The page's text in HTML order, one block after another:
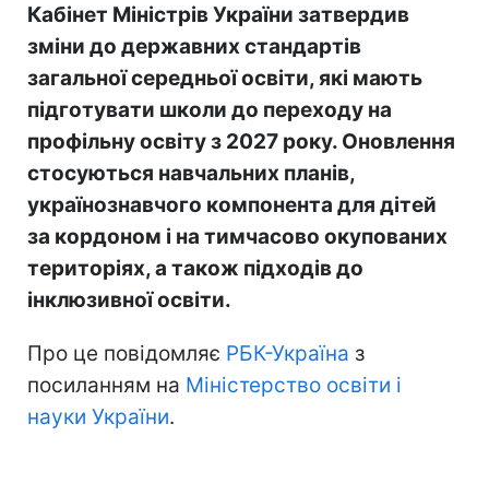
Кабінет Міністрів України затвердив
зміни до державних стандартів
загальної середньої освіти, які мають
підготувати школи до переходу на
профільну освіту з 2027 року. Оновлення
стосуються навчальних планів,
українознавчого компонента для дітей
за кордоном і на тимчасово окупованих
територіях, а також підходів до
інклюзивної освіти.
Про це повідомляє РБК-Україна з
посиланням на Міністерство освіти і
науки України.